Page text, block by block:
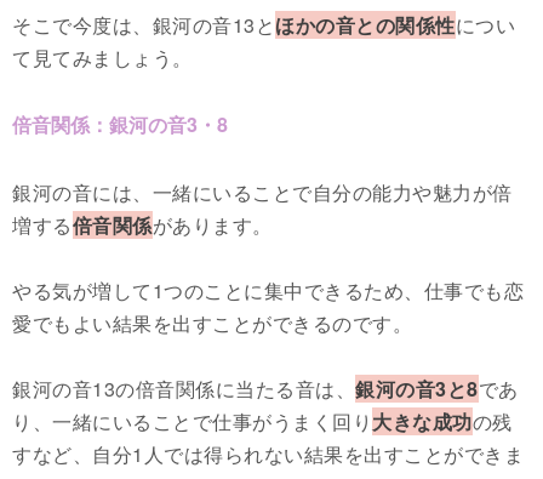
そこで今度は、銀河の音13とほかの音との関係性につい
て見てみましょう。
倍音関係：銀河の音3・8
銀河の音には、一緒にいることで自分の能力や魅力が倍
増する倍音関係があります。
やる気が増して1つのことに集中できるため、仕事でも恋
愛でもよい結果を出すことができるのです。
銀河の音13の倍音関係に当たる音は、 銀河の音3と8であ
り、一緒にいることで仕事がうまく回り 大きな成功の残
すなど、自分1人では得られない結果を出すことができま